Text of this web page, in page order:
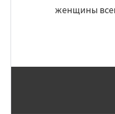
женщины